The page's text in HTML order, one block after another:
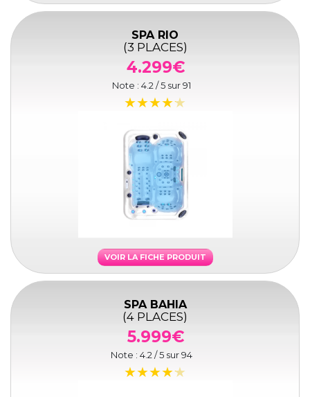
SPA RIO
(3 PLACES)
4.299€
Note : 4.2 / 5 sur91
VOIR LA FICHE PRODUIT
SPA BAHIA
(4 PLACES)
5.999€
Note : 4.2 / 5 sur94